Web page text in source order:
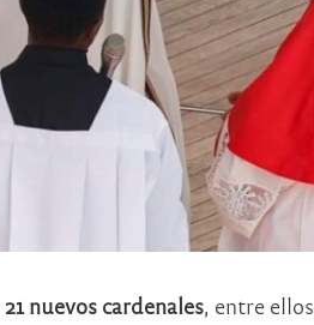
21 nuevos cardenales, entre ellos